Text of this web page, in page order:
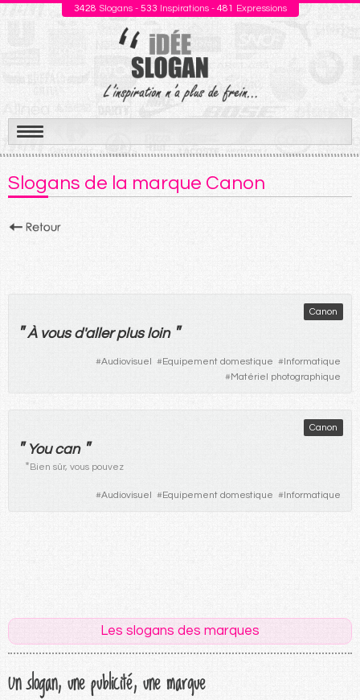
3428 Slogans - 533 Inspirations - 481 Expressions
Aller
au
contenu
Slogans de la marque Canon
Canon
" À vousd'aller plus loin "
#Audiovisuel #Equipement domestique #Informatique
#Matériel photographique
Canon
"You can "
*Bien sûr, vous pouvez
#Audiovisuel #Equipement domestique #Informatique
Les slogans des marques
Un slogan, une publicité, une marque